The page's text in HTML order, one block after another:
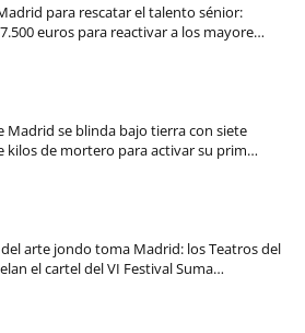
para rescatar el talento sénior:
euros para reactivar a los mayore…
Madrid se blinda bajo tierra con siete
kilos de mortero para activar su prim…
arte jondo toma Madrid: los Teatros del
el cartel del VI Festival Suma…